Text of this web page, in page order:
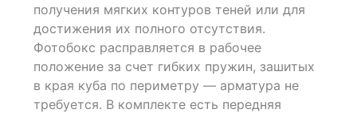
ratings
получения мягких контуров теней или для
достижения их полного отсутствия.
Фотобокс расправляется в рабочее
положение за счет гибких пружин, зашитых
в края куба по периметру — арматура не
требуется. В комплекте есть передняя